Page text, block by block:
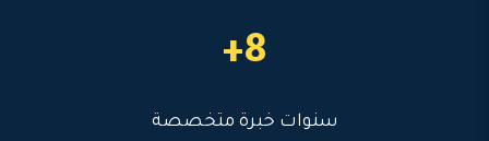
8+
سنوات خبرة متخصصة